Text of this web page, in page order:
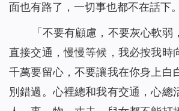
面也有路了，一切事也都不在話下。
「不要有顧慮，不要灰心軟
直接交通，慢慢等候，我必按我時
千萬要留心，不要讓我在你身上白
別錯過。心裡總和我有交通，心總